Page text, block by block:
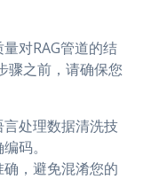
对RAG管道的结
骤之前，请确保您
言处理数据清洗技
码。
确，避免混淆您的